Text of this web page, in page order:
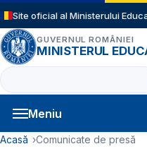
Sari la conținutul principal
Site oficial al Ministerului
GUVERNUL ROMÂNIEI
MINISTERUL
Caută
Meniu
Navigație principală
Cale de navigare
Acasă Comunicate de presă